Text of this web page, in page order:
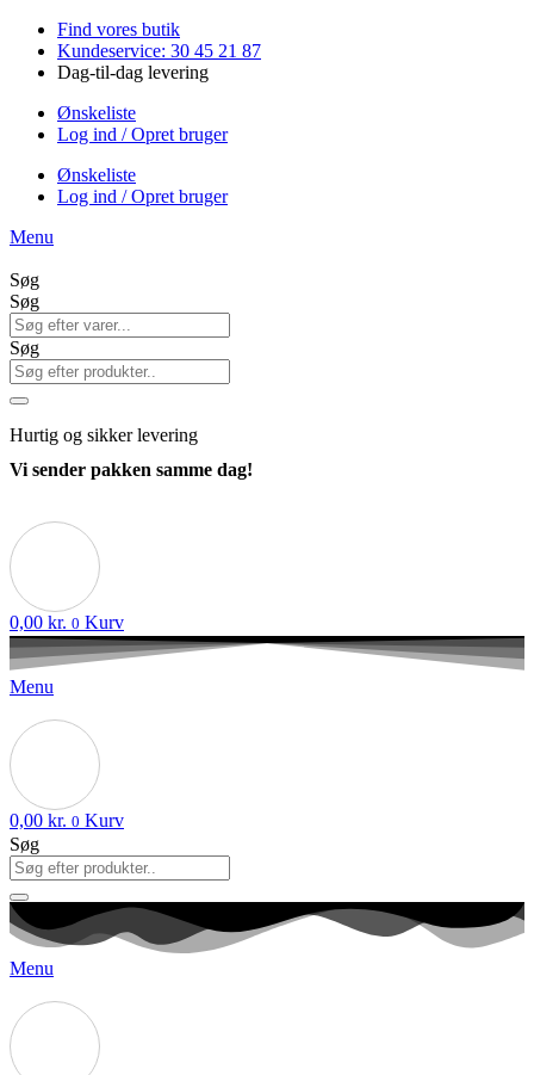
Videre
indhold
Find vores butik
Kundeservice: 30 45 21 87
Dag-til-dag levering
Ønskeliste
Log ind / Opret bruger
Ønskeliste
Log ind / Opret bruger
Menu
Søg
Søg
Søg
Hurtig og sikker levering
Vi sender pakken samme dag!
0,00 kr. 0 Kurv
Menu
0,00 kr. 0 Kurv
Søg
Menu